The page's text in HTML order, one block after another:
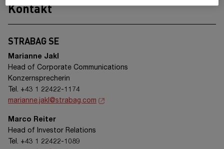
Kontakt
STRABAG SE
Marianne Jakl
Head of Corporate Communications
Konzernsprecherin
Tel. +43 1 22422-1174
marianne.jakl@strabag.com
Marco Reiter
Head of Investor Relations
Tel. +43 1 22422-1089